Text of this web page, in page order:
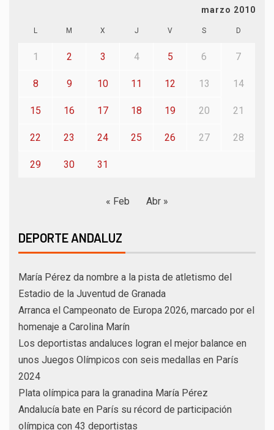
marzo 2010
L M X J V S D
1 2 3 4 5 6 7
8 9 10 11 12 13 14
15 16 17 18 19 20 21
22 23 24 25 26 27 28
29 30 31
« Feb Abr »
DEPORTE ANDALUZ
María Pérez da nombre a la pista de atletismo del
Estadio de la Juventud de Granada
Arranca el Campeonato de Europa 2026, marcado por el
homenaje a Carolina Marín
Los deportistas andaluces logran el mejor balance en
unos Juegos Olímpicos con seis medallas en París
2024
Plata olímpica para la granadina María Pérez
Andalucía bate en París su récord de participación
olímpica con 43 deportistas